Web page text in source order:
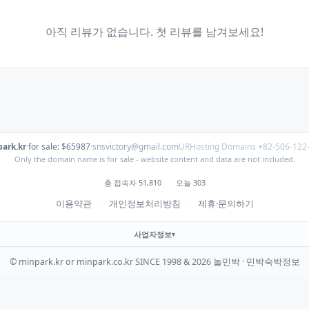
아직 리뷰가 없습니다. 첫 리뷰를 남겨보세요!
·for sale: $65987·snsvictory@gmail.comURHosting Domains +82-506-
Only the domain name is for sale - website content and data are not included.
총 접속자 51,810 · 오늘 303
이용약관 · 개인정보처리방침 · 제휴·문의하기
사업자정보
© minpark.kr or minpark.co.kr SINCE 1998 & 2026 놀민박 · 민박숙박정보